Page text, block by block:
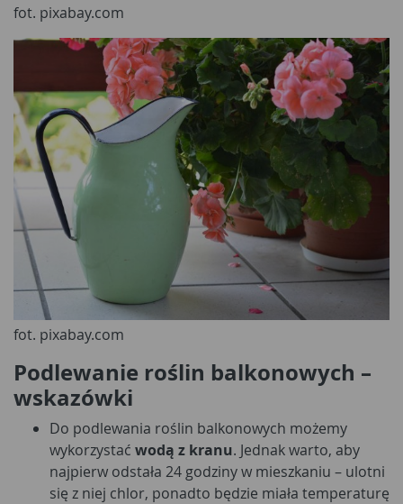
fot. pixabay.com
fot. pixabay.com
Podlewanie roślin balkonowych –
wskazówki
Do podlewania roślin balkonowych możemy
wykorzystać wodą z kranu. Jednak warto, aby
najpierw odstała 24 godziny w mieszkaniu – ulotni
się z niej chlor, ponadto będzie miała temperaturę